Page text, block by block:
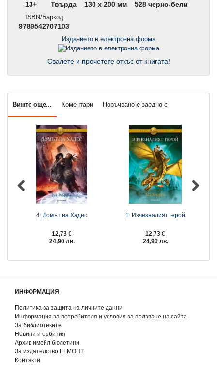
13+
Твърда
130 x 200 мм
528 черно-бели
ISBN/Баркод
9789542707103
Изданието в електронна форма
Свалете и прочетете откъс от книгата!
Вижте още... Коментари Поръчвано е заедно с
4: Домът на Хадес
12,73 €
24,90 лв.
1: Изчезналият герой
12,73 €
24,90 лв.
ИНФОРМАЦИЯ
Политика за защита на личните данни
Информация за потребителя и условия за ползване на сайта
За библиотеките
Новини и събития
Архив имейл бюлетини
За издателство ЕГМОНТ
Контакти